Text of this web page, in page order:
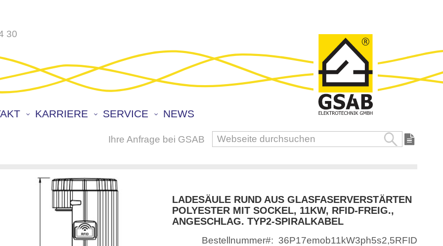
30
KARRIERE SERVICE NEWS
Suche
Ihre Anfrage bei GSAB
LADESÄULE RUND AUS GLASFASERVERSTÄRTEN
POLYESTER MIT SOCKEL, 11KW, RFID-FREIG.,
ANGESCHLAG. TYP2-SPIRALKABEL
Bestellnummer 36P17emob11kW3ph5s2,5RFID